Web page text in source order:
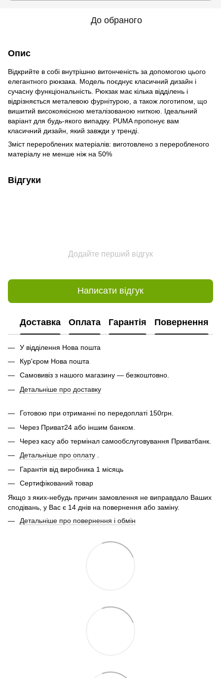
До обраного
Опис
Відкрийте в собі внутрішню витонченість за допомогою цього
елегантного рюкзака. Модель поєднує класичний дизайн і
сучасну функціональність. Рюкзак має кілька відділень і
відрізняється металевою фурнітурою, а також логотипом, що
вишитий високоякісною металізованою ниткою. Ідеальний
варіант для будь-якого випадку. PUMA пропонує вам
класичний дизайн, який завжди у тренді.
Зміст перероблених матеріалів: виготовлено з переробленого
матеріалу не менше ніж на 50%
Відгуки
Додайте перший відгук
Написати відгук
Доставка Оплата Гарантія Повернення
У відділення Нова пошта
Кур'єром Нова пошта
Самовивіз з нашого магазину — безкоштовно.
Детальніше про доставку
Готовою при отриманні по передоплаті 150грн.
Через Приват24 або іншим банком.
Через касу або термінал самообслуговування Приватбанк.
Детальніше про оплату .
Гарантія від виробника 1 місяць
Сертифікований товар
Якщо з яких-небудь причин замовлення не виправдало Ваших
сподівань, у Вас є 14 днів на повернення або заміну.
Детальніше про повернення і обмін